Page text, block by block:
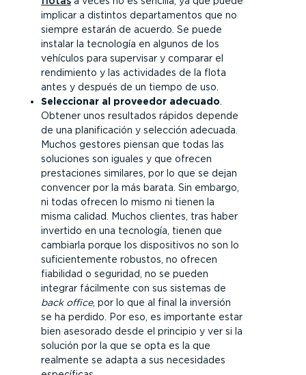
implicar a distintos departamentos que no
siempre estarán de acuerdo. Se puede
instalar la tecnología en algunos de los
vehículos para supervisar y comparar el
rendimiento y las actividades de la flota
antes y después de un tiempo de uso.
Seleccionar al proveedor adecuado
Obtener unos resultados rápidos depende
de una planificación y selección adecuada.
Muchos gestores piensan que todas las
soluciones son iguales y que ofrecen
prestaciones similares, por lo que se dejan
convencer por la más barata. Sin embargo,
ni todas ofrecen lo mismo ni tienen la
misma calidad. Muchos clientes, tras haber
invertido en una tecnología, tienen que
cambiarla porque los dispositivos no son lo
suficientemente robustos, no ofrecen
fiabilidad o seguridad, no se pueden
integrar fácilmente con sus sistemas de
back office, por lo que al final la inversión
se ha perdido. Por eso, es importante estar
bien asesorado desde el principio y ver si la
solución por la que se opta es la que
realmente se adapta a sus necesidades